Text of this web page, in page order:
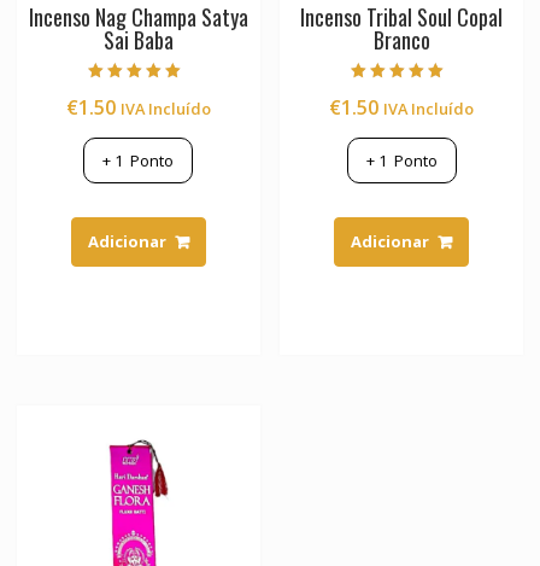
Incenso Nag Champa Satya
Sai Baba
5.00
€1.50 IVA Incluído
+ 1 Ponto
Adicionar
Incenso Tribal Soul Copal
Branco
5.00
€1.50 IVA Incluído
+ 1 Ponto
Adicionar